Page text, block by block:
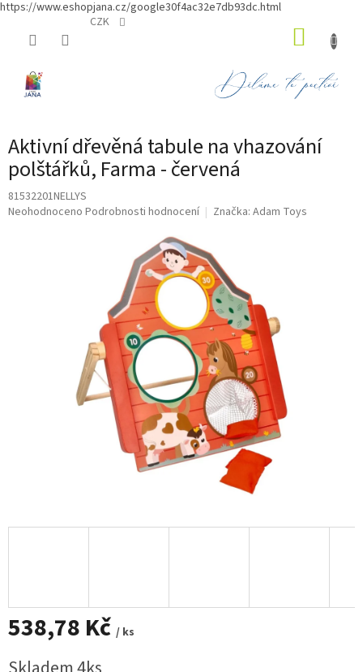
https://www.eshopjana.cz/google30f4ac32e7db93dc.html
CZK
Aktivní dřevěná tabule na vhazování
polštářků, Farma - červená
81532201NELLYS
Průměrné
Neohodnoceno Podrobnosti hodnocení Značka: Adam Toys
538,78 Kč / ks